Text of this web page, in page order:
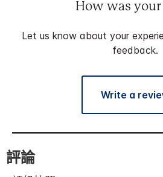
How was your
Let us know about your
feedback.
Write a